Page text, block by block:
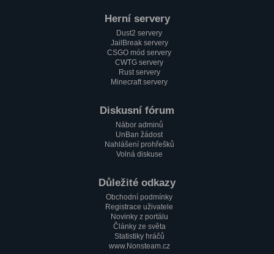
Herní servery
Dust2 servery
JailBreak servery
CSGO mód servery
CWTG servery
Rust servery
Minecraft servery
Diskusní fórum
Nábor adminů
UnBan žádost
Nahlášení prohřešků
Volná diskuse
Důležité odkazy
Obchodní podmínky
Registrace uživatele
Novinky z portálu
Články ze světa
Statistiky hráčů
www.Nonsteam.cz